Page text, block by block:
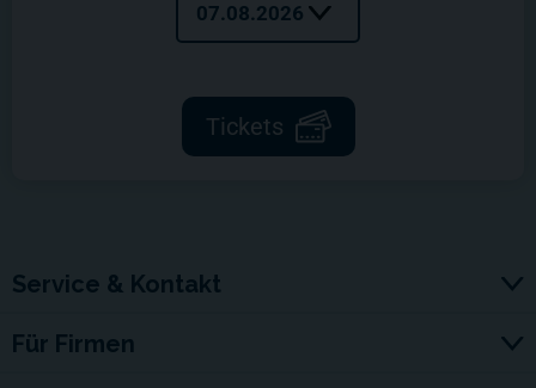
07.08.2026
Tickets
Service & Kontakt
Für Firmen